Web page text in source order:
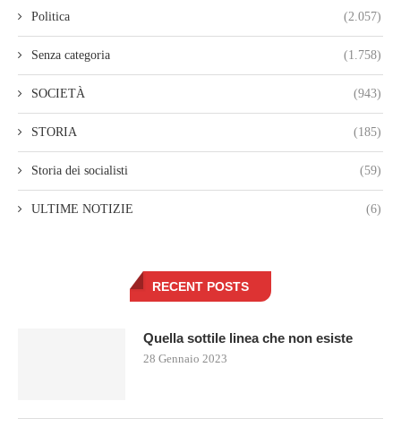
Politica (2.057)
Senza categoria (1.758)
SOCIETÀ (943)
STORIA (185)
Storia dei socialisti (59)
ULTIME NOTIZIE (6)
RECENT POSTS
Quella sottile linea che non esiste
28 Gennaio 2023